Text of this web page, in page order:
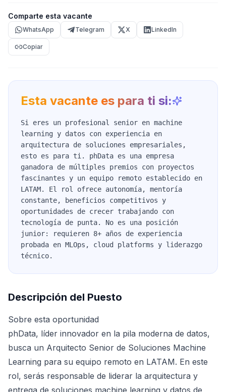
Comparte esta vacante
WhatsApp Telegram X LinkedIn
Copiar
Esta vacante es para ti si:
Si eres un profesional senior en machine
learning y datos con experiencia en
arquitectura de soluciones empresariales,
esto es para ti. phData es una empresa
ganadora de múltiples premios con proyectos
fascinantes y un equipo remoto establecido en
LATAM. El rol ofrece autonomía, mentoría
constante, beneficios competitivos y
oportunidades de crecer trabajando con
tecnología de punta. No es una posición
junior: requieren 8+ años de experiencia
probada en MLOps, cloud platforms y liderazgo
técnico.
Descripción del Puesto
Sobre esta oportunidad
phData, líder innovador en la pila moderna de datos,
busca un Arquitecto Senior de Soluciones Machine
Learning para su equipo remoto en LATAM. En este
rol, serás responsable de liderar la arquitectura y
entrega de soluciones machine learning y datos de